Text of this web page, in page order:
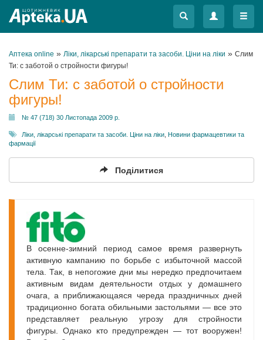
Меню
Меню
Аптека online » Ліки, лікарські препарати та засоби. Ціни на ліки » Слим
Ти: с заботой о стройности фигуры!
Слим Ти: с заботой о стройности
фигуры!
№ 47 (718) 30 Листопада 2009 р.
Ліки, лікарські препарати та засоби. Ціни на ліки Новини фармацевтики та
фармації
Поділитися
В осенне-зимний период самое время развернуть
активную кампанию по борьбе с избыточной массой
тела. Так, в непогожие дни мы нередко предпочитаем
активным видам деятельности отдых у домашнего
очага, а приближающаяся череда праздничных дней
традиционно богата обильными застольями — все это
представляет реальну­ю угрозу для стройности
фигуры. Однако кто предупрежден — тот вооружен!